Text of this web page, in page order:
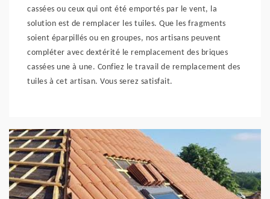
cassées ou ceux qui ont été emportés par le vent, la
solution est de remplacer les tuiles. Que les fragments
soient éparpillés ou en groupes, nos artisans peuvent
compléter avec dextérité le remplacement des briques
cassées une à une. Confiez le travail de remplacement des
tuiles à cet artisan. Vous serez satisfait.